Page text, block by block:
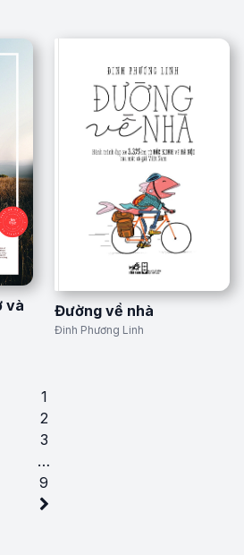
và
Đường về nhà
Đinh Phương Linh
1
2
3
…
9